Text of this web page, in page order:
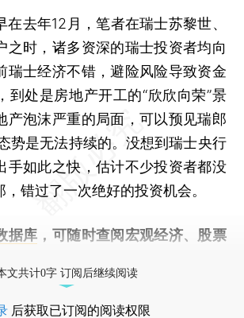
去年12月，笔者在瑞士苏黎世、
之时，诸多资深的瑞士投资者均向
瑞士经济不错，避险风险导致资金
到处是房地产开工的“欣欣向荣”景
产泡沫严重的局面，可以预见瑞郎
势是无法持续的。没想到瑞士央行
手如此之快，估计不少投资者都没
错过了一次绝好的投资机会。
据库 ，可随时查阅宏观经济、股票
文共计0字 订阅后继续阅读
后获取已订阅的阅读权限